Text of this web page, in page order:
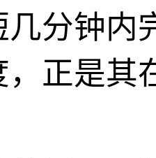
几分钟内
，正是其